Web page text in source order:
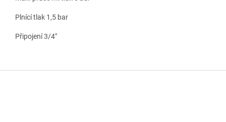
Plnící tlak 1,5 bar
Připojení 3/4"
Z